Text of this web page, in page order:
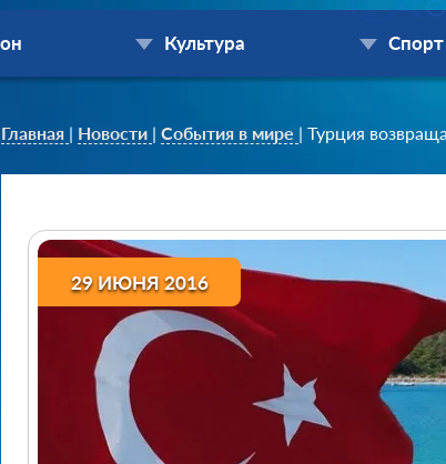
Культура Спорт
Главная | Новости | События в мире | Турция
29 ИЮНЯ 2016